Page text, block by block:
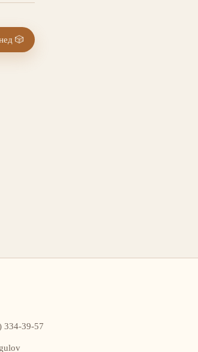
🎲
334-39-57